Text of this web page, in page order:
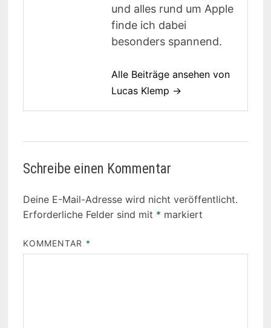
und alles rund um Apple
finde ich dabei
besonders spannend.
Alle Beiträge ansehen von
Lucas Klemp →
Schreibe einen Kommentar
Deine E-Mail-Adresse wird nicht veröffentlicht.
Erforderliche Felder sind mit * markiert
KOMMENTAR *